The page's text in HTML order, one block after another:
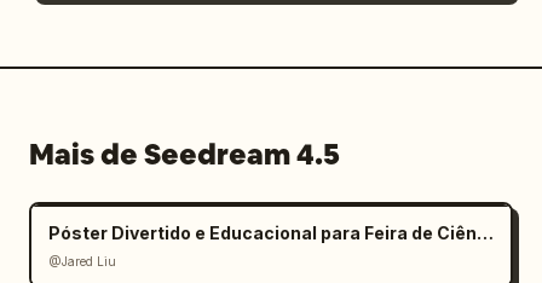
Mais de Seedream 4.5
Póster Divertido e Educacional para Feira de Ciências Infantil
@Jared Liu